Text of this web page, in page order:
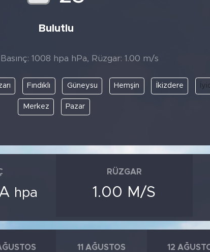
Bulutlu
1008 hpa hPa, Rüzgar: 1.00 m/s
Fındıklı Güneysu Hemşin İkizdere
Merkez Pazar
hpa
RÜZGAR
1.00 M/S
11 AĞUSTOS 12